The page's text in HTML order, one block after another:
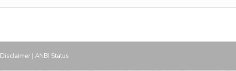
Disclaimer | ANBI Status